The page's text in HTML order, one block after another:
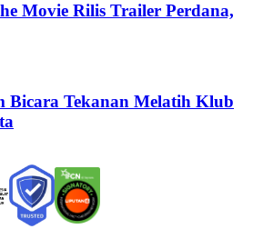
Movie Rilis Trailer Perdana,
Bicara Tekanan Melatih Klub